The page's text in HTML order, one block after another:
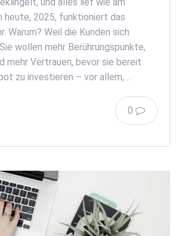
und alles lief wie am
heute, 2025, funktioniert das
Warum? Weil die Kunden sich
wollen mehr Berührungspunkte,
mehr Vertrauen, bevor sie bereit
zu investieren – vor allem,…
0